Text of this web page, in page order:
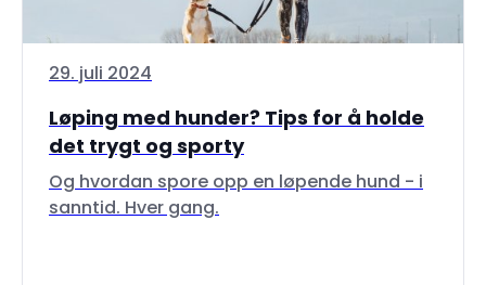
29. juli 2024
Løping med hunder? Tips for å holde
det trygt og sporty
Og hvordan spore opp en løpende hund - i
sanntid. Hver gang.